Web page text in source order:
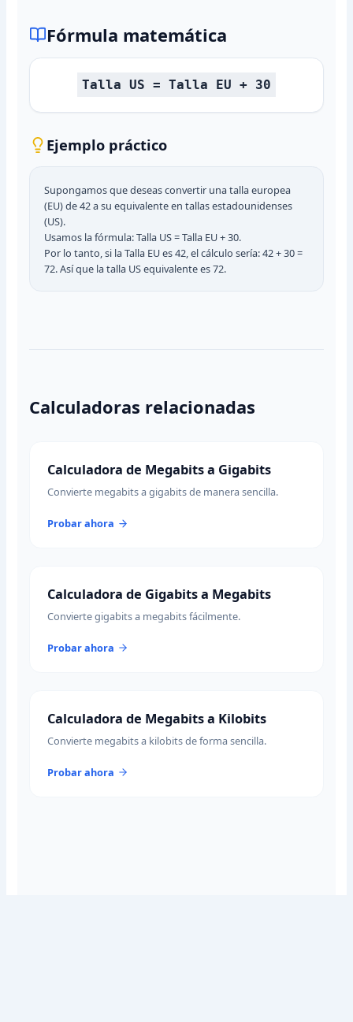
Fórmula matemática
Talla US = Talla EU + 30
Ejemplo práctico
Supongamos que deseas convertir una talla europea
(EU) de 42 a su equivalente en tallas estadounidenses
(US).
Usamos la fórmula: Talla US = Talla EU + 30.
Por lo tanto, si la Talla EU es 42, el cálculo sería: 42 + 30 =
72. Así que la talla US equivalente es 72.
Calculadoras relacionadas
Calculadora de Megabits a Gigabits
Convierte megabits a gigabits de manera sencilla.
Probar ahora
Calculadora de Gigabits a Megabits
Convierte gigabits a megabits fácilmente.
Probar ahora
Calculadora de Megabits a Kilobits
Convierte megabits a kilobits de forma sencilla.
Probar ahora